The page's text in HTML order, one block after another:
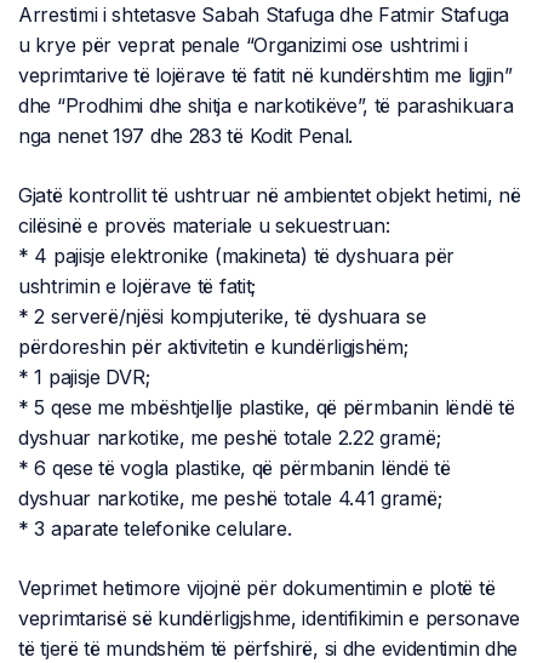
Arrestimi i shtetasve Sabah Stafuga dhe Fatmir Stafuga
u krye për veprat penale “Organizimi ose ushtrimi i
veprimtarive të lojërave të fatit në kundërshtim me ligjin”
dhe “Prodhimi dhe shitja e narkotikëve”, të parashikuara
nga nenet 197 dhe 283 të Kodit Penal.
Gjatë kontrollit të ushtruar në ambientet objekt hetimi, në
cilësinë e provës materiale u sekuestruan:
* 4 pajisje elektronike (makineta) të dyshuara për
ushtrimin e lojërave të fatit;
* 2 serverë/njësi kompjuterike, të dyshuara se
përdoreshin për aktivitetin e kundërligjshëm;
* 1 pajisje DVR;
* 5 qese me mbështjellje plastike, që përmbanin lëndë të
dyshuar narkotike, me peshë totale 2.22 gramë;
* 6 qese të vogla plastike, që përmbanin lëndë të
dyshuar narkotike, me peshë totale 4.41 gramë;
* 3 aparate telefonike celulare.
Veprimet hetimore vijojnë për dokumentimin e plotë të
veprimtarisë së kundërligjshme, identifikimin e personave
të tjerë të mundshëm të përfshirë, si dhe evidentimin dhe